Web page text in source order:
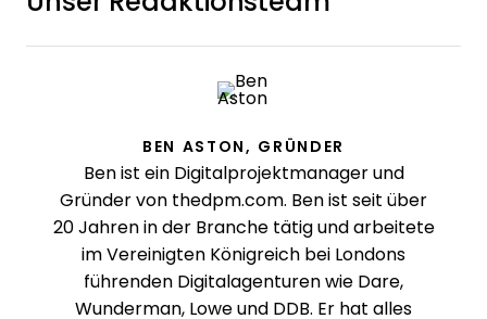
BEN ASTON, GRÜNDER
Ben ist ein Digitalprojektmanager und
Gründer von thedpm.com. Ben ist seit über
20 Jahren in der Branche tätig und arbeitete
im Vereinigten Königreich bei Londons
führenden Digitalagenturen wie Dare,
Wunderman, Lowe und DDB. Er hat alles